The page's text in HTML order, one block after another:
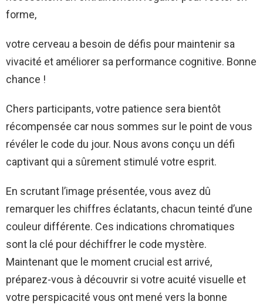
forme,
votre cerveau a besoin de défis pour maintenir sa
vivacité et améliorer sa performance cognitive. Bonne
chance !
Chers participants, votre patience sera bientôt
récompensée car nous sommes sur le point de vous
révéler le code du jour. Nous avons conçu un défi
captivant qui a sûrement stimulé votre esprit.
En scrutant l’image présentée, vous avez dû
remarquer les chiffres éclatants, chacun teinté d’une
couleur différente. Ces indications chromatiques
sont la clé pour déchiffrer le code mystère.
Maintenant que le moment crucial est arrivé,
préparez-vous à découvrir si votre acuité visuelle et
votre perspicacité vous ont mené vers la bonne